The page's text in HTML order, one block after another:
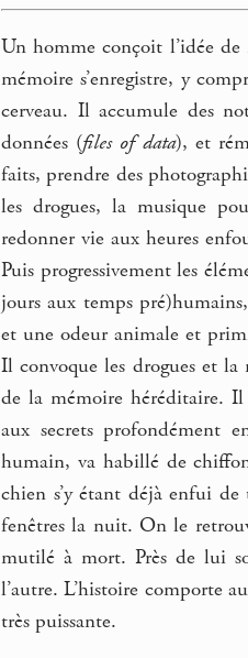
Un homme conçoit l’idée
mémoire s’enregistre, y
cerveau. Il accumule des
données (files of data), et
faits, prendre des
les drogues, la musique
redonner vie aux heures
Puis progressivement les
jours aux temps
et une odeur animale et
Il convoque les drogues et la
de la mémoire héréditaire.
aux secrets profondément
humain, va habillé de
chien s’y étant déjà enfui
fenêtres la nuit. On le
mutilé à mort. Près de lui
l’autre. L’histoire comporte
très puissante.